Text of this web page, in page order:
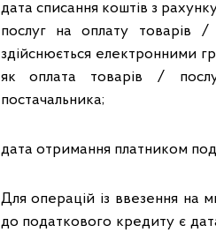
дата списання коштів з
послуг на оплату товарів
здійснюється електронними
як оплата товарів /
постачальника;
дата отримання платником
Для операцій із ввезення на
до податкового кредиту є